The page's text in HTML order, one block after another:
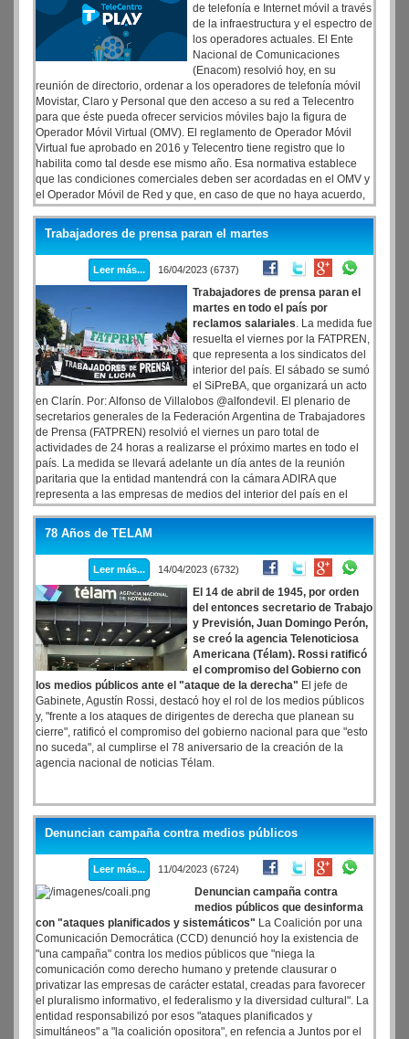
de telefonía e Internet móvil a través
de la infraestructura y el espectro de
los operadores actuales. El Ente
Nacional de Comunicaciones
(Enacom) resolvió hoy, en su
reunión de directorio, ordenar a los operadores de telefonía móvil
Movistar, Claro y Personal que den acceso a su red a Telecentro
para que éste pueda ofrecer servicios móviles bajo la figura de
Operador Móvil Virtual (OMV). El reglamento de Operador Móvil
Virtual fue aprobado en 2016 y Telecentro tiene registro que lo
habilita como tal desde ese mismo año. Esa normativa establece
que las condiciones comerciales deben ser acordadas en el OMV y
el Operador Móvil de Red y que, en caso de que no haya acuerdo,
el organismo regulador del sector debe tomar intervención.
Telecentro, la compañía de Alberto Pierri de capitales cien por
ciento nacionales, es operador de servicios de Internet, telefonía fija
y televisión y ya tenía licencia de Operador Móvil desde 2011.
Trabajadores de prensa paran el martes
Leer más... 16/04/2023 (6737)
Trabajadores de prensa paran el
martes en todo el país por
reclamos salariales. La medida fue
resuelta el viernes por la FATPREN,
que representa a los sindicatos del
interior del país. El sábado se sumó
el SiPreBA, que organizará un acto
en Clarín. Por: Alfonso de Villalobos @alfondevil. El plenario de
secretarios generales de la Federación Argentina de Trabajadores
de Prensa (FATPREN) resolvió el viernes un paro total de
actividades de 24 horas a realizarse el próximo martes en todo el
país. La medida se llevará adelante un día antes de la reunión
paritaria que la entidad mantendrá con la cámara ADIRA que
representa a las empresas de medios del interior del país en el
marco del convenio 541/08.
78 Años de TELAM
Leer más... 14/04/2023 (6732)
El 14 de abril de 1945, por orden
del entonces secretario de Trabajo
y Previsión, Juan Domingo Perón,
se creó la agencia Telenoticiosa
Americana (Télam). Rossi ratificó
el compromiso del Gobierno con
los medios públicos ante el "ataque de la derecha" El jefe de
Gabinete, Agustín Rossi, destacó hoy el rol de los medios públicos
y, "frente a los ataques de dirigentes de derecha que planean su
cierre", ratificó el compromiso del gobierno nacional para que "esto
no suceda", al cumplirse el 78 aniversario de la creación de la
agencia nacional de noticias Télam.
Denuncian campaña contra medios públicos
Leer más... 11/04/2023 (6724)
Denuncian campaña contra
medios públicos que desinforma
con "ataques planificados y sistemáticos" La Coalición por una
Comunicación Democrática (CCD) denunció hoy la existencia de
"una campaña" contra los medios públicos que "niega la
comunicación como derecho humano y pretende clausurar o
privatizar las empresas de carácter estatal, creadas para favorecer
el pluralismo informativo, el federalismo y la diversidad cultural". La
entidad responsabilizó por esos "ataques planificados y
simultáneos" a "la coalición opositora", en refencia a Juntos por el